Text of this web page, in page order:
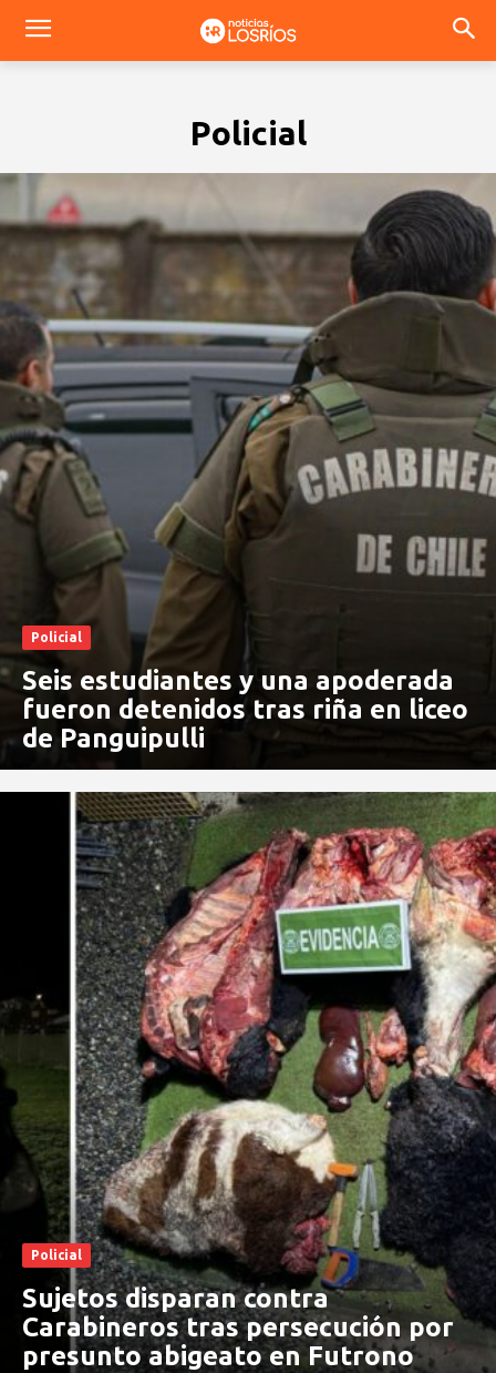
Policial
Policial
Seis estudiantes y una apoderada
fueron detenidos tras riña en liceo
de Panguipulli
Policial
Sujetos disparan contra
Carabineros tras persecución por
presunto abigeato en Futrono